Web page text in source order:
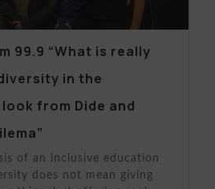
99.9 “What is really
in the
from Dide and
of an inclusive education
does not mean giving